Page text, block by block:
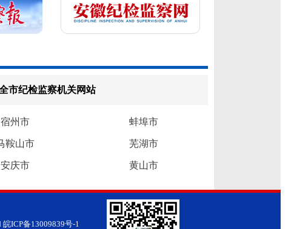
市纪检监察机关网站
宿州市 蚌埠市
鞍山市 芜湖市
安庆市 黄山市
皖ICP备13009839号-1